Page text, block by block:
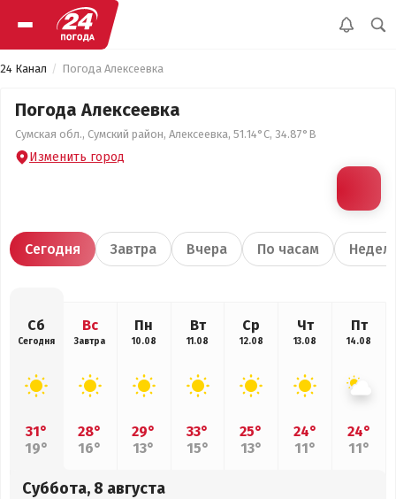
24 Канал Погода Алексеевка
Погода Алексеевка
Сумская обл., Сумский район, Алексеевка, 51.14°С, 34.87°В
Изменить город
Сегодня Завтра Вчера По часам
Сб
Сегодня
31°
19°
Вс
Завтра
28°
16°
Пн
10.08
29°
13°
Вт
11.08
33°
15°
Ср
12.08
25°
13°
Чт
13.08
24°
11°
Пт
14.08
24°
11°
Суббота, 8 августа